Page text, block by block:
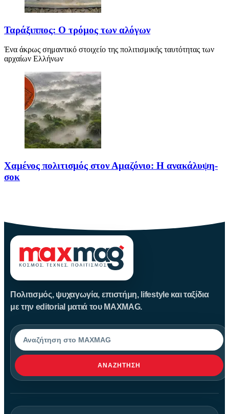
Ταράξιππος: Ο τρόμος των αλόγων
Ένα άκρως σημαντικό στοιχείο της πολιτισμικής ταυτότητας των
αρχαίων Ελλήνων
Χαμένος πολιτισμός στον Αμαζόνιο: Η ανακάλυψη-
σοκ
Πολιτισμός, ψυχαγωγία, επιστήμη, lifestyle και ταξίδια
με την editorial ματιά του MAXMAG.
Αναζήτηση
ΑΝΑΖΉΤΗΣΗ